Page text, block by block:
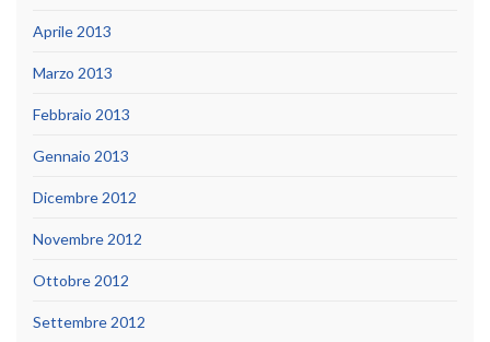
Aprile 2013
Marzo 2013
Febbraio 2013
Gennaio 2013
Dicembre 2012
Novembre 2012
Ottobre 2012
Settembre 2012